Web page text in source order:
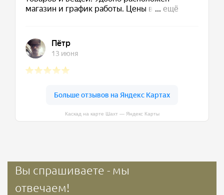
Каскад на карте Шахт — Яндекс Карты
Вы спрашиваете - мы
отвечаем!